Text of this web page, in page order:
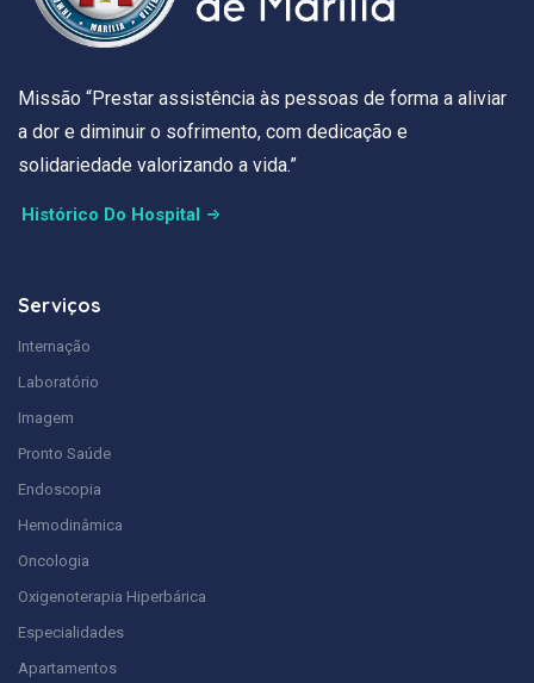
Missão “Prestar assistência às pessoas de forma a aliviar
a dor e diminuir o sofrimento, com dedicação e
solidariedade valorizando a vida.”
Histórico Do Hospital
Serviços
Internação
Laboratório
Imagem
Pronto Saúde
Endoscopia
Hemodinâmica
Oncologia
Oxigenoterapia Hiperbárica
Especialidades
Apartamentos